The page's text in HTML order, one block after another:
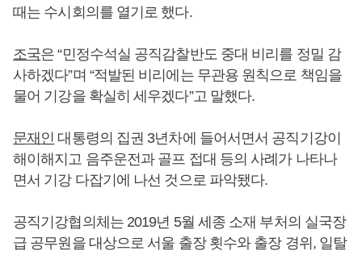
때는 수시회의를 열기로 했다.
조국은 “민정수석실 공직감찰반도 중대 비리를 정밀 감
사하겠다”며 “적발된 비리에는 무관용 원칙으로 책임을
물어 기강을 확실히 세우겠다”고 말했다.
문재인 대통령의 집권 3년차에 들어서면서 공직기강이
해이해지고 음주운전과 골프 접대 등의 사례가 나타나
면서 기강 다잡기에 나선 것으로 파악됐다.
공직기강협의체는 2019년 5월 세종 소재 부처의 실국장
급 공무원을 대상으로 서울 출장 횟수와 출장 경위, 일탈